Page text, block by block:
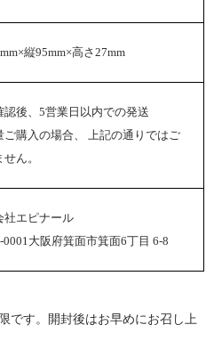
縦95mm×高さ27mm
認後、5営業日以内での発送
購入の場合、 上記の通りではご
ん。
社エピナール
0001大阪府箕面市箕面6丁目 6-8
です。開封後はお早めにお召し上